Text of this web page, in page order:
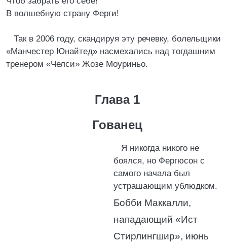
В волшебную страну Ферги!
Так в 2006 году, скандируя эту речевку, болельщики
«Манчестер Юнайтед» насмехались над тогдашним
тренером «Челси» Жозе Моуриньо.
Глава 1
Гованец
Я никогда никого не
боялся, но Фергюсон с
самого начала был
устрашающим ублюдком.
Бобби Маккалли,
нападающий «Ист
Стирлингшир», июнь